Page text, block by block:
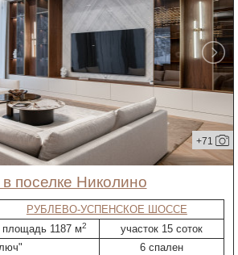
+71
в поселке Николино
РУБЛЕВО-УСПЕНСКОЕ ШОССЕ
площадь 1187 м2
участок 15 соток
6 спален